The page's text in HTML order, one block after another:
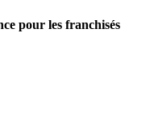
pour les franchisés